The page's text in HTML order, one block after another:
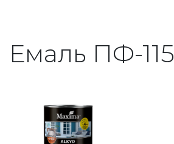
Емаль ПФ-115